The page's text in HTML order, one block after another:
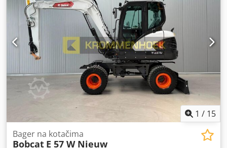
1 / 15
Bager na kotačima
Bobcat E 57 W Nieuw